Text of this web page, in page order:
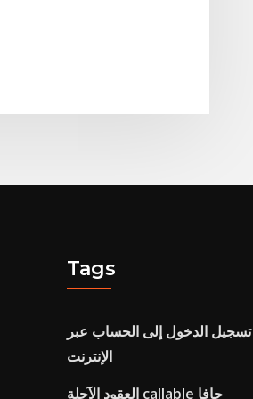
Tags
تسجيل الدخول إلى الحساب عبر
الإنترنت
العقود الآجلة callable جافا